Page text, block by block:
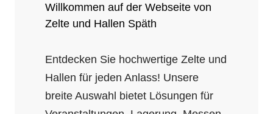
Willkommen auf der Webseite von
Zelte und Hallen Späth
Entdecken Sie hochwertige Zelte und
Hallen für jeden Anlass! Unsere
breite Auswahl bietet Lösungen für